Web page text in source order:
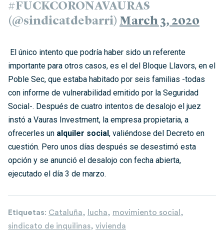
#FUCKCORONAVAURAS
(@sindicatdebarri) March 3, 2020
El único intento que podría haber sido un referente
importante para otros casos, es el del Bloque Llavors, en el
Poble Sec, que estaba habitado por seis familias -todas
con informe de vulnerabilidad emitido por la Seguridad
Social-. Después de cuatro intentos de desalojo el juez
instó a Vauras Investment, la empresa propietaria, a
ofrecerles un alquiler social, valiéndose del Decreto en
cuestión. Pero unos días después se desestimó esta
opción y se anunció el desalojo con fecha abierta,
ejecutado el día 3 de marzo.
Etiquetas: Cataluña, lucha, movimiento social ,
sindicato de inquilinas, vivienda